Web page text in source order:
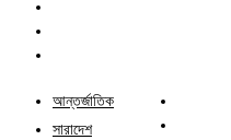
আন্তর্জাতিক
সারাদেশ